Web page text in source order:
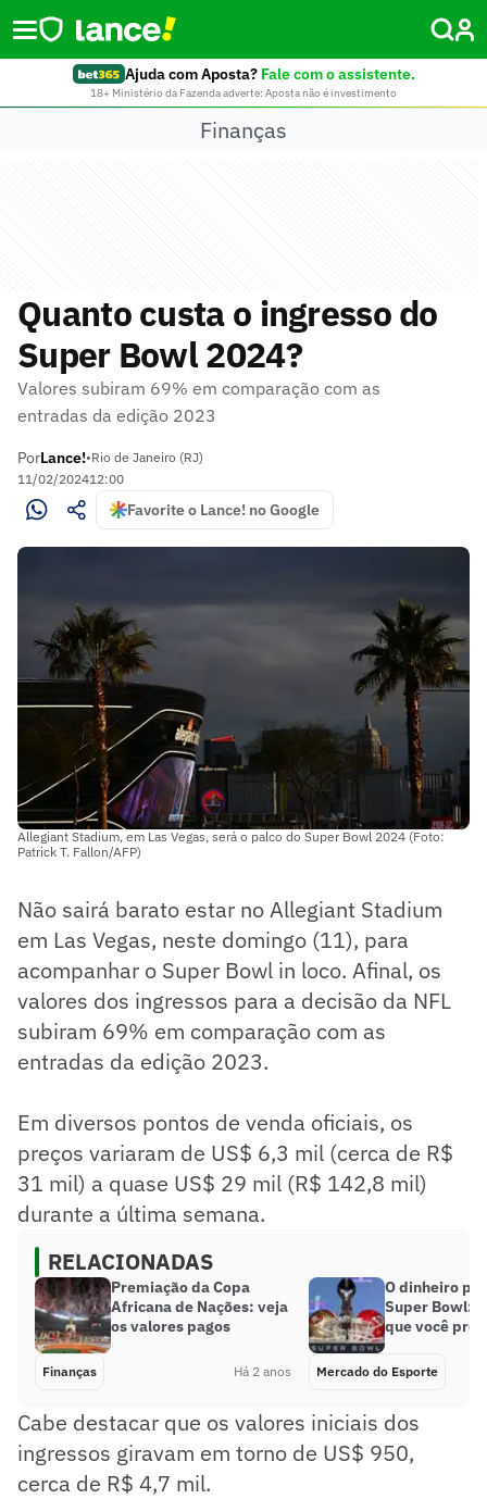
Ajuda com Aposta? Fale com o assistente.
18+ Ministério da Fazenda adverte: Aposta não é investimento
Finanças
Quanto custa o ingresso do
Super Bowl 2024?
Valores subiram 69% em comparação com as
entradas da edição 2023
PorLance!•Rio de Janeiro (RJ)
11/02/202412:00
Favorite o Lance! no Google
Allegiant Stadium, em Las Vegas, será o palco do Super Bowl 2024 (Foto:
Patrick T. Fallon/AFP)
Não sairá barato estar no Allegiant Stadium
em Las Vegas, neste domingo (11), para
acompanhar o Super Bowl in loco. Afinal, os
valores dos ingressos para a decisão da NFL
subiram 69% em comparação com as
entradas da edição 2023.
Em diversos pontos de venda oficiais, os
preços variaram de US$ 6,3 mil (cerca de R$
31 mil) a quase US$ 29 mil (R$ 142,8 mil)
durante a última semana.
RELACIONADAS
Premiação da Copa
Africana de Nações: veja
os valores pagos
Finanças Há 2 anos
O dinheiro
Super Bowl:
que você
Mercado do Esporte
Cabe destacar que os valores iniciais dos
ingressos giravam em torno de US$ 950,
cerca de R$ 4,7 mil.